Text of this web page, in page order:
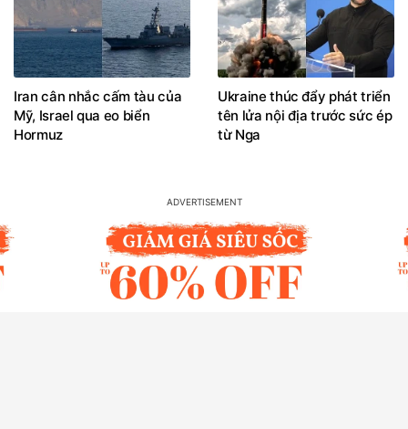
Iran cân nhắc cấm tàu của
Mỹ, Israel qua eo biển
Hormuz
Ukraine thúc đẩy phát triển
tên lửa nội địa trước sức ép
từ Nga